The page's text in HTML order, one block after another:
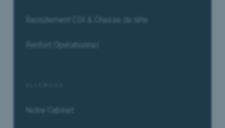
Recrutement CDI & Chasse de tête
Renfort Opérationnel
Notre Cabinet